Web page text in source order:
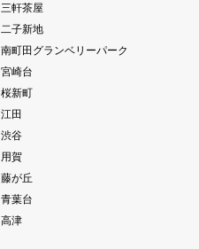
三軒茶屋
二子新地
南町田グランベリーパーク
宮崎台
桜新町
江田
渋谷
用賀
藤が丘
青葉台
高津